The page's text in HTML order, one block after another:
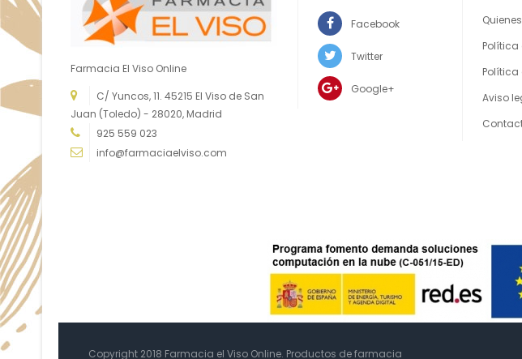
Farmacia El Viso Online
C/ Yuncos, 11. 45215 El Viso de San
Juan (Toledo) - 28020, Madrid
925 559 023
info@farmaciaelviso.com
Facebook
Twitter
Google+
Política
Aviso
Copyright 2018 Farmacia el Viso Online. Productos de farmacia